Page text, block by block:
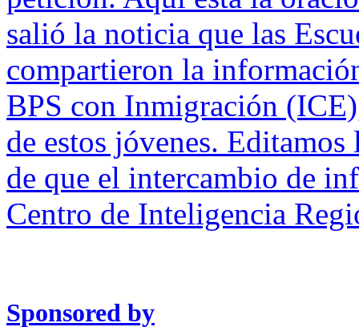
salió la noticia que las
compartieron la
BPS con Inmigración
de estos jóvenes.
de que el intercambio de
Centro de Inteligencia
Sponsored by